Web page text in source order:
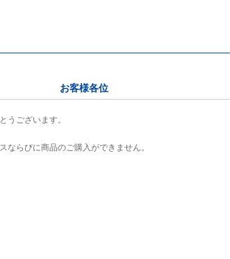
お客様各位
うございます。
ならびに商品のご購入ができません。